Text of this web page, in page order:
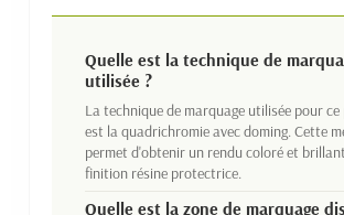
Quelle est la technique de
utilisée ?
La technique de marquage utilisée pour
est la quadrichromie avec doming. Cette
permet d'obtenir un rendu coloré et
finition résine protectrice.
Quelle est la zone de marquage